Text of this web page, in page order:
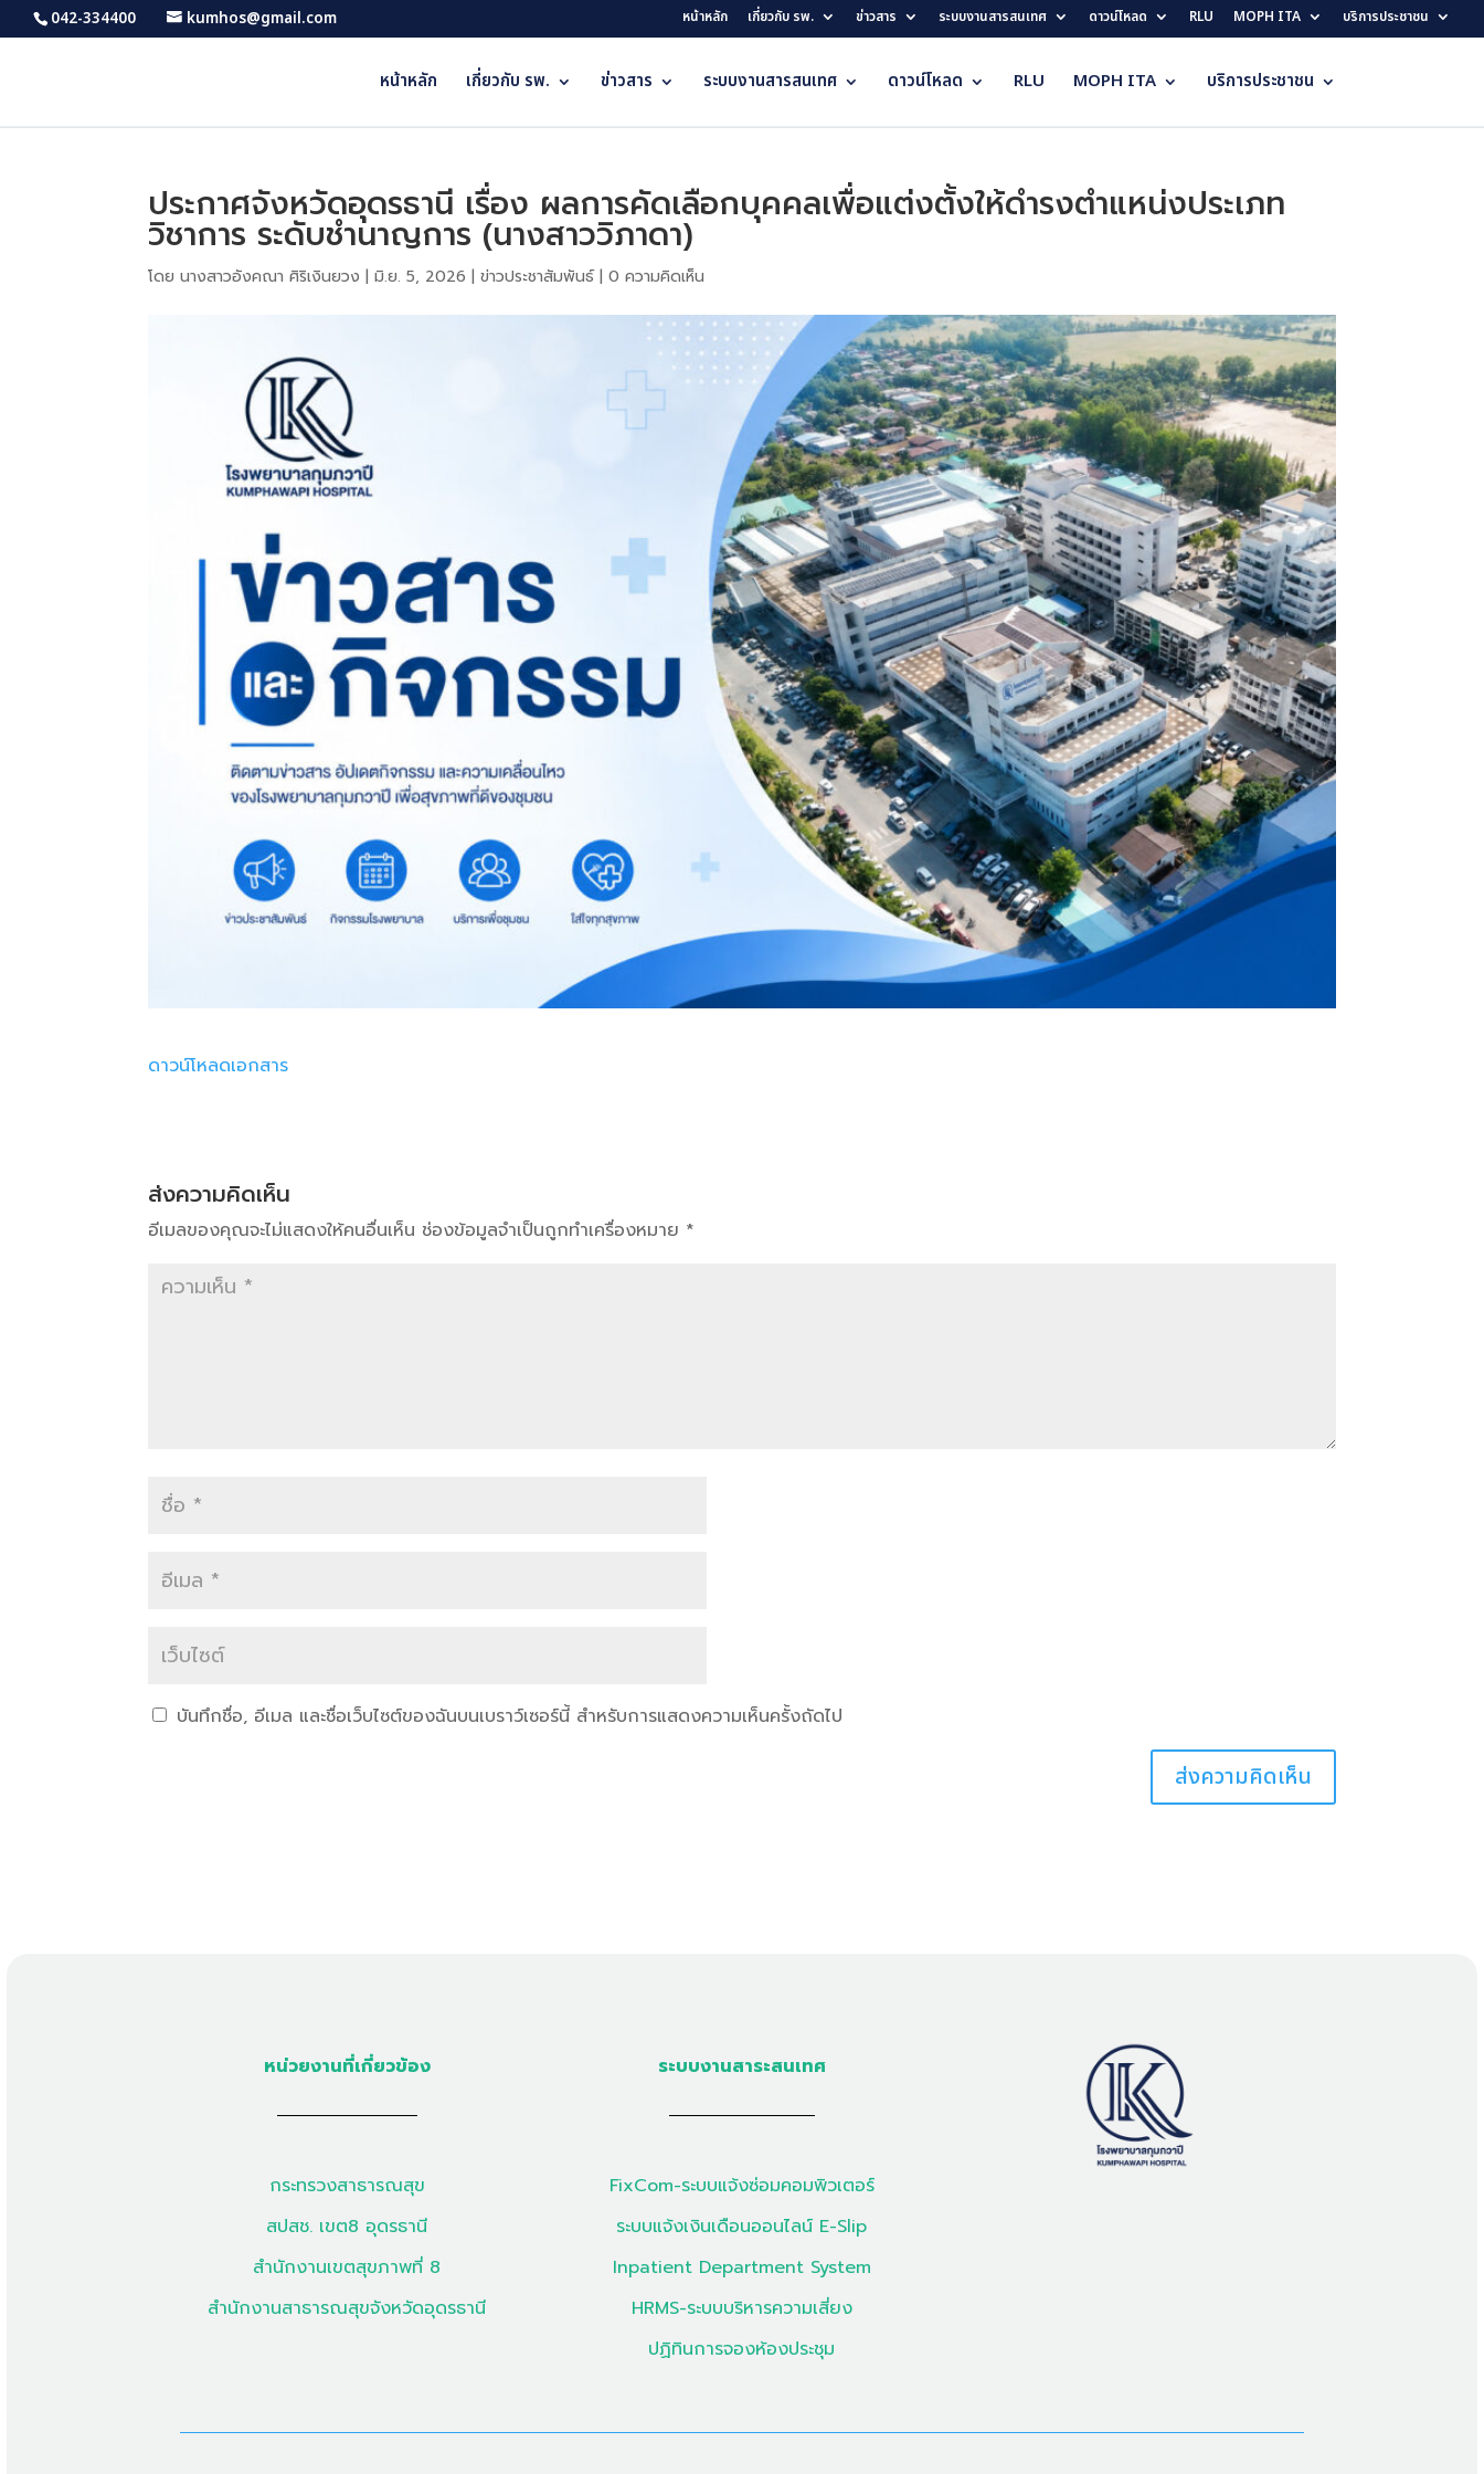
042-334400 kumhos@gmail.com หน้าหลัก เกี่ยวกับ รพ. ข่าวสาร ระบบงานสารสนเทศ ดาวน์โหลด RLU MOPH ITA บริการประชาชน
หน้าหลัก เกี่ยวกับ รพ. ข่าวสาร ระบบงานสารสนเทศ ดาวน์โหลด RLU MOPH ITA บริการประชาชน
ประกาศจังหวัดอุดรธานี เรื่อง ผลการคัดเลือกบุคคลเพื่อแต่งตั้งให้ดำรงตำแหน่งประเภท
วิชาการ ระดับชำนาญการ (นางสาววิภาดา)
โดยนางสาวอังคณา ศิริเงินยวง |มิ.ย. 5, 2026 |ข่าวประชาสัมพันธ์|0 ความคิดเห็น
ดาวน์โหลดเอกสาร
ส่งความคิดเห็น
อีเมลของคุณจะไม่แสดงให้คนอื่นเห็น ช่องข้อมูลจำเป็นถูกทำเครื่องหมาย *
บันทึกชื่อ, อีเมล และชื่อเว็บไซต์ของฉันบนเบราว์เซอร์นี้ สำหรับการแสดงความเห็นครั้งถัดไป
หน่วยงานที่เกี่ยวข้อง
กระทรวงสาธารณสุข
สปสช. เขต8 อุดรธานี
สำนักงานเขตสุขภาพที่ 8
สำนักงานสาธารณสุขจังหวัดอุดรธานี
ระบบงานสาระสนเทศ
FixCom-ระบบแจ้งซ่อมคอมพิวเตอร์
ระบบแจ้งเงินเดือนออนไลน์ E-Slip
Inpatient Department System
HRMS-ระบบบริหารความเสี่ยง
ปฏิทินการจองห้องประชุม